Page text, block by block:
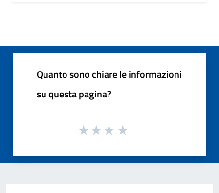
Quanto sono chiare le informazioni
su questa pagina?